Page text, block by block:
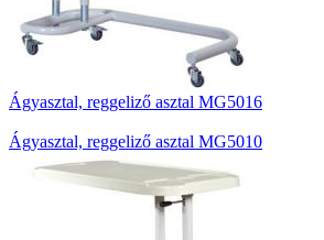
Ágyasztal, reggeliző asztal MG5016
Ágyasztal, reggeliző asztal MG5010